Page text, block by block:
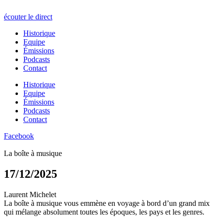
écouter le direct
Historique
Equipe
Émissions
Podcasts
Contact
Historique
Equipe
Émissions
Podcasts
Contact
Facebook
La boîte à musique
17/12/2025
Laurent Michelet
La boîte à musique vous emmène en voyage à bord d’un grand mix
qui mélange absolument toutes les époques, les pays et les genres.